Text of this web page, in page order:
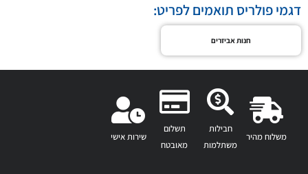
דגמי פולריס תואמים לפריט:
חנות אביזרים
משלוח מהיר
חבילות
משתלמות
תשלום
מאובטח
שירות אישי